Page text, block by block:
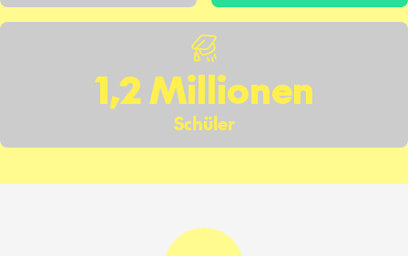
1,2 Millionen
Schüler